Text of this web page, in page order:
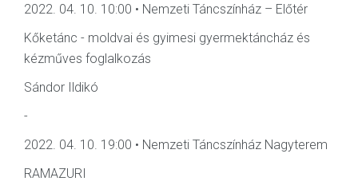
2022. 04. 10. 10:00 • Nemzeti Táncszínház – Előtér
Kőketánc - moldvai és gyimesi gyermektáncház és
kézműves foglalkozás
Sándor Ildikó
-
2022. 04. 10. 19:00 • Nemzeti Táncszínház Nagyterem
RAMAZURI